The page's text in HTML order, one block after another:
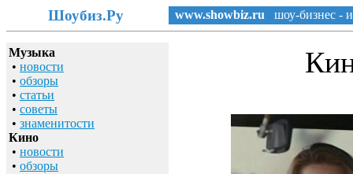
Шоубиз.Ру www.showbiz.ru шоу-бизнес -
Музыка
• новости
• обзоры
• статьи
• советы
• знаменитости
Кино
• новости
• обзоры